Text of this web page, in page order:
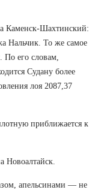
Каменск-Шахтинский:
Нальчик. То же самое
его словам,
Судану более
лоя 2087,37
приближается к
Новоалтайск.
апельсинами — не